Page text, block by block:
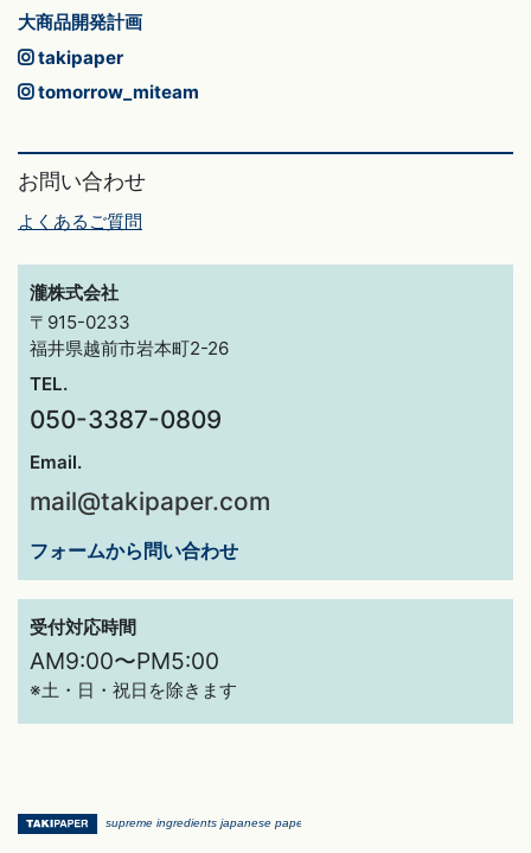
大商品開発計画
takipaper
tomorrow_miteam
お問い合わせ
よくあるご質問
瀧株式会社
〒915-0233
福井県越前市岩本町2-26
TEL.
050-3387-0809
Email.
mail@takipaper.com
フォームから問い合わせ
受付対応時間
AM9:00〜PM5:00
※土・日・祝日を除きます